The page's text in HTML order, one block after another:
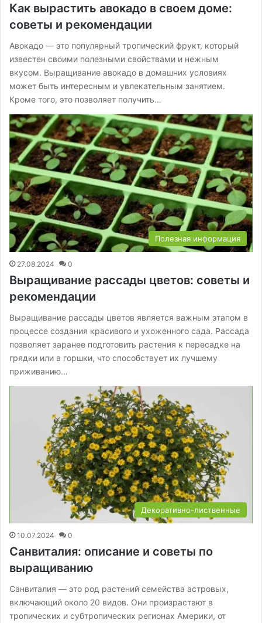
Как вырастить авокадо в своем доме:
советы и рекомендации
Авокадо — это популярный тропический фрукт, который
известен своими полезными свойствами и нежным
вкусом. Выращивание авокадо в домашних условиях
может быть интересным и увлекательным занятием.
Кроме того, это позволяет получить…
Полезная информация
27.08.2024 0
Выращивание рассады цветов: советы и
рекомендации
Выращивание рассады цветов является важным этапом в
процессе создания красивого и ухоженного сада. Рассада
позволяет заранее подготовить растения к пересадке на
грядки или в горшки, что способствует их лучшему
приживанию…
Декоративно-лиственные
10.07.2024 0
Санвиталия: описание и советы по
выращиванию
Санвиталия — это род растений семейства астровых,
включающий около 20 видов. Они произрастают в
тропических и субтропических регионах Америки, от